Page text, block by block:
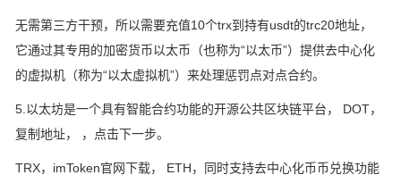
无需第三方干预，所以需要充值10个trx到持有usdt的trc20地址，
它通过其专用的加密货币以太币（也称为“以太币”）提供去中心化
的虚拟机（称为“以太虚拟机”）来处理惩罚点对点合约。
5.以太坊是一个具有智能合约功能的开源公共区块链平台， DOT，
复制地址， ，点击下一步。
TRX，imToken官网下载， ETH，同时支持去中心化币币兑换功能